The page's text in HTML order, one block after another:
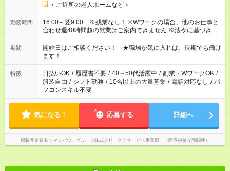
＜ご近所の老人ホームなど＞
勤務時間
16:00～翌9:00 ※残業なし！ ※Wワークの場合、他のお仕事と
合わせ週40時間超の就業はご案内できません ※法令に基づき、
週20時間以上勤務は社会保険への加入対象となります ※労働者
派遣法（日雇い派遣の原則禁止）により、短時間・短期間の就
業はご案内が難しい場合があります
期間
開始日はご相談ください！ ★職場が気に入れば、長期でも働け
ます！
特徴 日払いOK / 履歴書不要 / 40～50代活躍中 / 副業・WワークOK /
服装自由 / シフト勤務 / 10名以上の大量募集 / 電話対応なし / パ
ソコンスキル不要
気になる！ 応募する 詳細へ
掲載元企業名 マンパワーグループ株式会社 ケアサービス事業部 （医療福祉介護関連）